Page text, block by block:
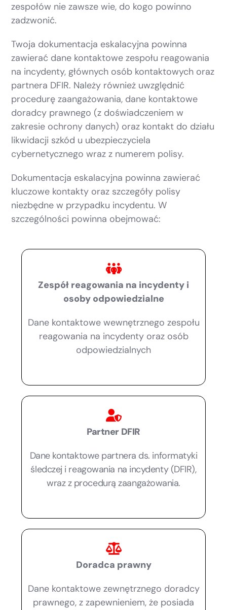
zespołów nie zawsze wie, do kogo powinno
zadzwonić.
Twoja dokumentacja eskalacyjna powinna
zawierać dane kontaktowe zespołu reagowania
na incydenty, głównych osób kontaktowych oraz
partnera DFIR. Należy również uwzględnić
procedurę zaangażowania, dane kontaktowe
doradcy prawnego (z doświadczeniem w
zakresie ochrony danych) oraz kontakt do działu
likwidacji szkód u ubezpieczyciela
cybernetycznego wraz z numerem polisy.
Dokumentacja eskalacyjna powinna zawierać
kluczowe kontakty oraz szczegóły polisy
niezbędne w przypadku incydentu. W
szczególności powinna obejmować:
Zespół reagowania na incydenty i
osoby odpowiedzialne
Dane kontaktowe wewnętrznego zespołu
reagowania na incydenty oraz osób
odpowiedzialnych
Partner DFIR
Dane kontaktowe partnera ds. informatyki
śledczej i reagowania na incydenty (DFIR),
wraz z procedurą zaangażowania.
Doradca prawny
Dane kontaktowe zewnętrznego doradcy
prawnego, z zapewnieniem, że posiada